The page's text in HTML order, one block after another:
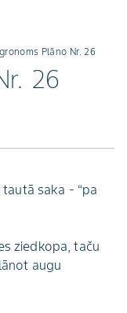
Plāno Nr. 26
26
saka - “pa
ziedkopa, taču
augu